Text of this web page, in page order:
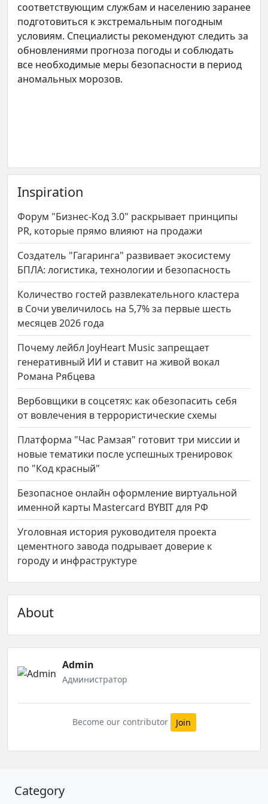
соответствующим службам и населению заранее
подготовиться к экстремальным погодным
условиям. Специалисты рекомендуют следить за
обновлениями прогноза погоды и соблюдать
все необходимые меры безопасности в период
аномальных морозов.
Inspiration
Форум "Бизнес-Код 3.0" раскрывает принципы
PR, которые прямо влияют на продажи
Создатель "Гагаринга" развивает экосистему
БПЛА: логистика, технологии и безопасность
Количество гостей развлекательного кластера
в Сочи увеличилось на 5,7% за первые шесть
месяцев 2026 года
Почему лейбл JoyHeart Music запрещает
генеративный ИИ и ставит на живой вокал
Романа Рябцева
Вербовщики в соцсетях: как обезопасить себя
от вовлечения в террористические схемы
Платформа "Час Рамзая" готовит три миссии и
новые тематики после успешных тренировок
по "Код красный"
Безопасное онлайн оформление виртуальной
именной карты Mastercard BYBIT для РФ
Уголовная история руководителя проекта
цементного завода подрывает доверие к
городу и инфраструктуре
About
Admin
Администратор
Become our contributor Join
Category